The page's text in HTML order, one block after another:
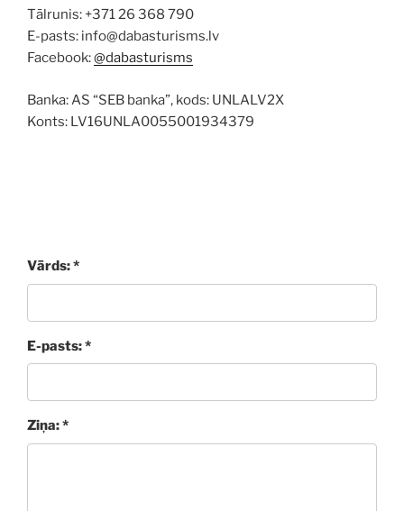
Tālrunis: +371 26 368 790
E-pasts: info@dabasturisms.lv
Facebook:@dabasturisms
Banka: AS “SEB banka”, kods: UNLALV2X
Konts: LV16UNLA0055001934379
Vārds: *
E-pasts: *
Ziņa: *